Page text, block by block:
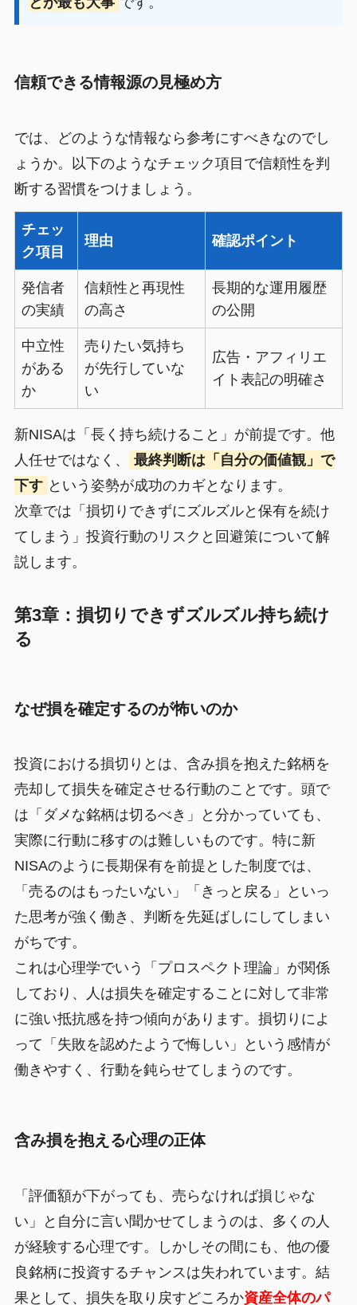
信頼できる情報源の見極め方
では、どのような情報なら参考にすべきなのでし
ょうか。以下のようなチェック項目で信頼性を判
断する習慣をつけましょう。
チェッ
ク項目
理由 確認ポイント
発信者
の実績
信頼性と再現性
の高さ
長期的な運用履歴
の公開
中立性
がある
か
売りたい気持ち
が先行していな
い
広告・アフィリエ
イト表記の明確さ
新NISAは「長く持ち続けること」が前提です。他
人任せではなく、
最終判断は「自分の価値観」で
下す という姿勢が成功のカギとなります。
次章では「損切りできずにズルズルと保有を続け
てしまう」投資行動のリスクと回避策について解
説します。
第3章：損切りできずズルズル持ち続け
る
なぜ損を確定するのが怖いのか
投資における損切りとは、含み損を抱えた銘柄を
売却して損失を確定させる行動のことです。頭で
は「ダメな銘柄は切るべき」と分かっていても、
実際に行動に移すのは難しいものです。特に新
NISAのように長期保有を前提とした制度では、
「売るのはもったいない」「きっと戻る」といっ
た思考が強く働き、判断を先延ばしにしてしまい
がちです。
これは心理学でいう「プロスペクト理論」が関係
しており、人は損失を確定することに対して非常
に強い抵抗感を持つ傾向があります。損切りによ
って「失敗を認めたようで悔しい」という感情が
働きやすく、行動を鈍らせてしまうのです。
含み損を抱える心理の正体
「評価額が下がっても、売らなければ損じゃな
い」と自分に言い聞かせてしまうのは、多くの人
が経験する心理です。しかしその間にも、他の優
良銘柄に投資するチャンスは失われています。結
果として、損失を取り戻すどころか資産全体のパ